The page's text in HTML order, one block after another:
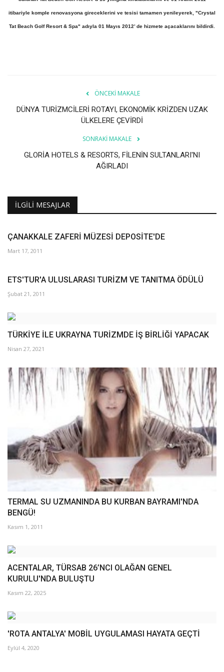
Araştırma - İnceleme
Yorumlar
Köşe Yazarları
itibariyle komple renovasyona gireceklerini ve tesisi tamamen yenileyerek, "Crystal
Tat Beach Golf Resort & Spa" adıyla 01 Mayıs 2012’ de hizmete açacaklarını bildirdi.
ÖNCEKI MAKALE
DÜNYA TURİZMCİLERİ ROTAYI, EKONOMİK KRİZDEN UZAK
ÜLKELERE ÇEVİRDİ
SONRAKI MAKALE
GLORİA HOTELS & RESORTS, FİLENİN SULTANLARI'NI
AĞIRLADI
İLGILI MESAJLAR
ÇANAKKALE ZAFERİ MÜZESİ DEPOSİTE'DE
Mart 17, 2011
ETS'TUR'A ULUSLARASI TURİZM VE TANITMA ÖDÜLÜ
Şubat 21, 2011
TÜRKİYE İLE UKRAYNA TURİZMDE İŞ BİRLİĞİ YAPACAK
Nisan 27, 2021
TERMAL SU UZMANINDA BU KURBAN BAYRAMI'NDA
BENGÜ!
Kasım 1, 2011
ACENTALAR, TÜRSAB 26’NCI OLAĞAN GENEL
KURULU'NDA BULUŞTU
Kasım 22, 2025
'ROTA ANTALYA' MOBİL UYGULAMASI HAYATA GEÇTİ
Eylül 4, 2020